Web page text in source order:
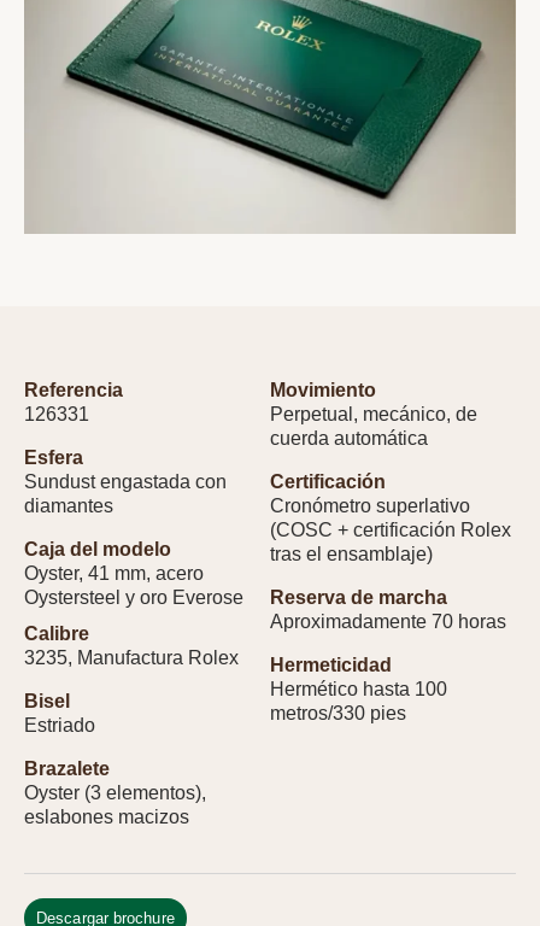
Referencia
126331
Esfera
Sundust engastada con
diamantes
Caja del modelo
Oyster, 41 mm, acero
Oystersteel y oro Everose
Calibre
3235, Manufactura Rolex
Bisel
Estriado
Brazalete
Oyster (3 elementos),
eslabones macizos
Movimiento
Perpetual, mecánico, de
cuerda automática
Certificación
Cronómetro superlativo
(COSC + certificación Rolex
tras el ensamblaje)
Reserva de marcha
Aproximadamente 70 horas
Hermeticidad
Hermético hasta 100
metros/330 pies
Descargar brochure